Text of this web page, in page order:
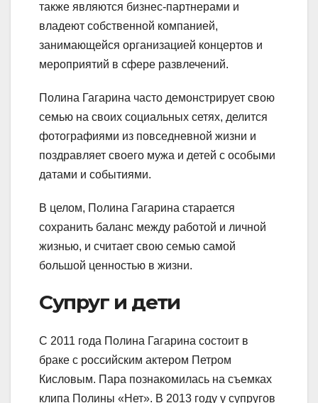
также являются бизнес-партнерами и
владеют собственной компанией,
занимающейся организацией концертов и
мероприятий в сфере развлечений.
Полина Гагарина часто демонстрирует свою
семью на своих социальных сетях, делится
фотографиями из повседневной жизни и
поздравляет своего мужа и детей с особыми
датами и событиями.
В целом, Полина Гагарина старается
сохранить баланс между работой и личной
жизнью, и считает свою семью самой
большой ценностью в жизни.
Супруг и дети
С 2011 года Полина Гагарина состоит в
браке с российским актером Петром
Кисловым. Пара познакомилась на съемках
клипа Полины «Нет». В 2013 году у супругов